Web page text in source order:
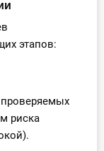
этапов:
проверяемых
риска